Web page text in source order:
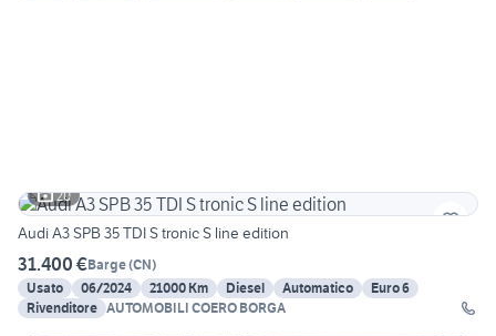
20
Audi A3 SPB 35 TDI S tronic S line edition
31.400 €Barge(CN)
Usato
06/2024 21000 Km Diesel Automatico
Euro 6
Rivenditore AUTOMOBILI COERO BORGA